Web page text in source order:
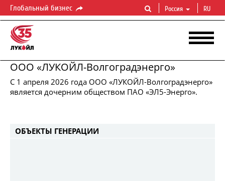
Глобальный бизнес Россия RU
ООО «ЛУКОЙЛ-Волгоградэнерго»
​С 1 апреля 2026 года ООО «ЛУКОЙЛ-Волгоградэнерго»
является дочерним обществом ПАО «ЭЛ5-Энерго».
ЛУКОЙЛ-ВОЛГОГРАДЭНЕРГО
Производство тепловой и электрической энергии
ОБЪЕКТЫ ГЕНЕРАЦИИ